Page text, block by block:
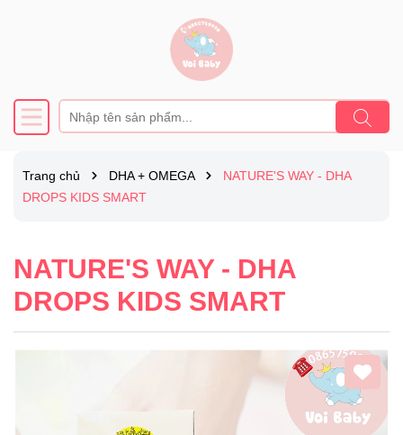
Trang chủ DHA + OMEGA
NATURE'S WAY - DHA
DROPS KIDS SMART
NATURE'S WAY - DHA
DROPS KIDS SMART